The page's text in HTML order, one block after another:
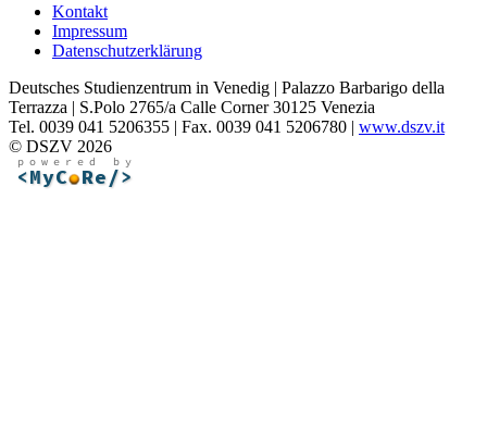
Kontakt
Impressum
Datenschutzerklärung
Deutsches Studienzentrum in Venedig | Palazzo Barbarigo della
Terrazza | S.Polo 2765/a Calle Corner 30125 Venezia
Tel. 0039 041 5206355 | Fax. 0039 041 5206780 | www.dszv.it
© DSZV 2026